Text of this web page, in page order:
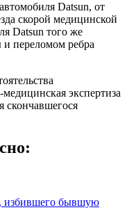
Datsun, от
скорой медицинской
Datsun того же
и переломом ребра
экспертиза
скончавшегося
избившего бывшую